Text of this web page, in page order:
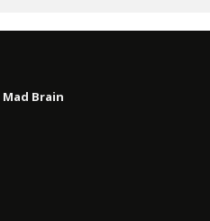
Mad Brain